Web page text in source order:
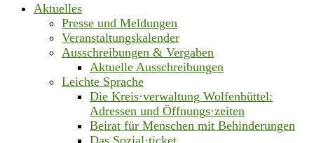
Aktuelles
Presse und Meldungen
Veranstaltungskalender
Ausschreibungen & Vergaben
Aktuelle Ausschreibungen
Leichte Sprache
Die Kreis·verwaltung Wolfenbüttel:
Adressen und Öffnungs·zeiten
Beirat für Menschen mit Behinderungen
Das Sozial·ticket